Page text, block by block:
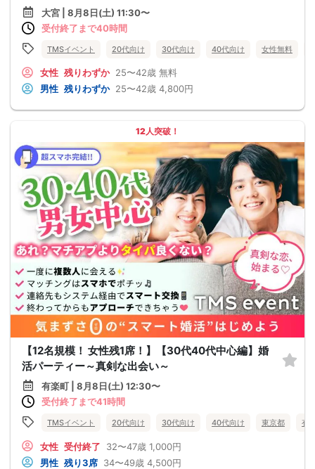
大宮 | 8月8日(土) 11:30〜
受付終了まで40時間
TMSイベント 20代向け 30代向け 40代向け 女性無料
女性 残りわずか 25〜42歳 無料
男性 残りわずか 25〜42歳 4,800円
12人突破！
【12名規模！ 女性残1席！】【30代40代中心編】婚
活パーティー～真剣な出会い～
有楽町 | 8月8日(土) 12:30〜
受付終了まで41時間
TMSイベント 20代向け 30代向け 40代向け 東京都 有
女性 受付終了 32〜47歳 1,000円
男性 残り3席 34〜49歳 4,500円